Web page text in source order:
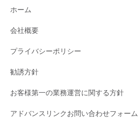
ホーム
会社概要
プライバシーポリシー
勧誘方針
お客様第一の業務運営に関する方針
アドバンスリンクお問い合わせフォーム